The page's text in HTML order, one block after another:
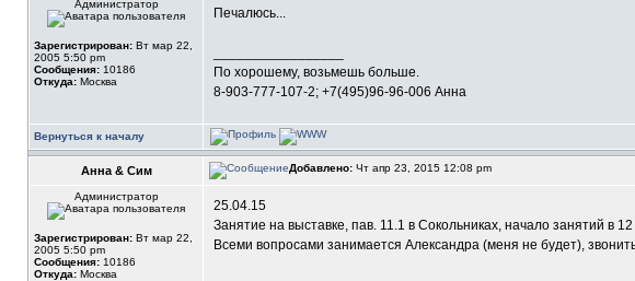
Администратор
Зарегистрирован: Вт мар 22,
2005 5:50 pm
Сообщения: 10186
Откуда: Москва
Печалюсь...
По хорошему, возьмешь больше.
8-903-777-107-2; +7(495)96-96-006 Анна
Вернуться к началу
Анна & Сим Добавлено: Чт апр 23, 2015 12:08 pm
Администратор
Зарегистрирован: Вт мар 22,
2005 5:50 pm
Сообщения: 10186
Откуда: Москва
25.04.15
Занятие на выставке, пав. 11.1 в Сокольниках, начало занятий в 12
Всеми вопросами занимается Александра (меня не будет),